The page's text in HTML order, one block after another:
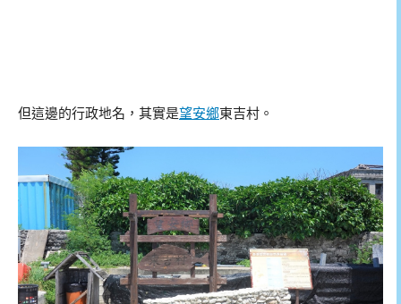
但這邊的行政地名，其實是望安鄉東吉村。